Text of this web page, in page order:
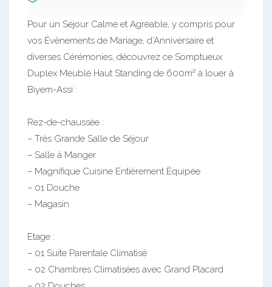
Pour un Séjour Calme et Agréable, y compris pour
vos Évènements de Mariage, d’Anniversaire et
diverses Cérémonies, découvrez ce Somptueux
Duplex Meublé Haut Standing de 600m² à louer à
Biyem-Assi :
Rez-de-chaussée :
– Très Grande Salle de Séjour
– Salle à Manger
– Magnifique Cuisine Entièrement Équipée
– 01 Douche
– Magasin
Etage :
– 01 Suite Parentale Climatisé
– 02 Chambres Climatisées avec Grand Placard